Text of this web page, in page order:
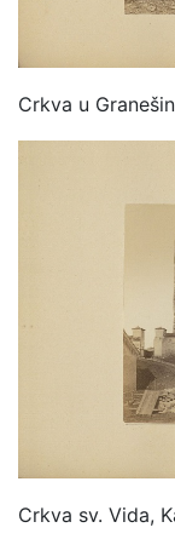
Crkva u
Crkva sv. Vida,